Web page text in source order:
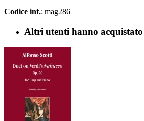
Codice int.: mag286
Altri utenti hanno acquistato